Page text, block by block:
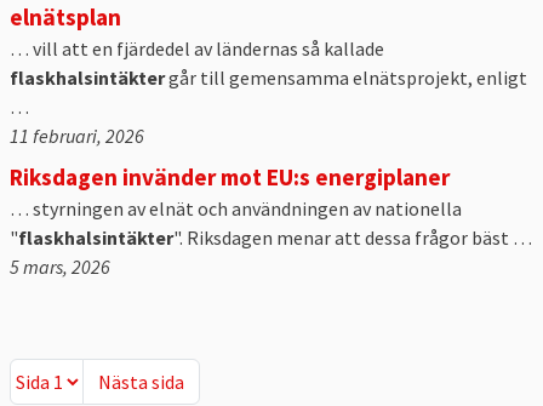
elnätsplan
… vill att en fjärdedel av ländernas så kallade
flaskhalsintäktergår till gemensamma elnätsprojekt, enligt
…
11 februari, 2026
Riksdagen invänder mot EU:s energiplaner
… styrningen av elnät och användningen av nationella
"flaskhalsintäkter". Riksdagen menar att dessa frågor bäst …
5 mars, 2026
Nästa sida
Nästa sida